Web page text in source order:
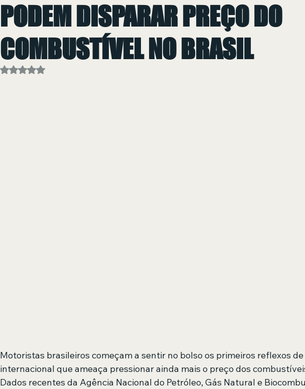
PODEM DISPARAR PREÇO DO
COMBUSTÍVEL NO BRASIL
Avaliado com NaN de 5 estrelas.
Motoristas brasileiros começam a sentir no bolso os primeiros reflexos
internacional que ameaça pressionar ainda mais o preço dos
Dados recentes da Agência Nacional do Petróleo, Gás Natural e